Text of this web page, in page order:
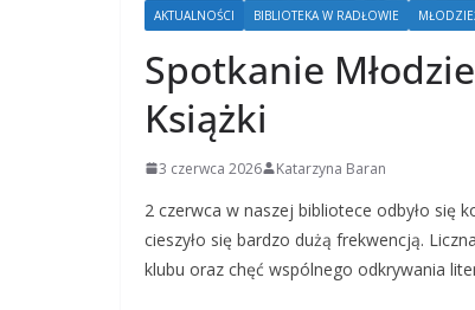
AKTUALNOŚCI BIBLIOTEKA W RADŁOWIE
Spotkanie
Książki
3 czerwca 2026 Katarzyna Baran
2 czerwca w naszej bibliotece odbyło się
cieszyło się bardzo dużą frekwencją.
klubu oraz chęć wspólnego odkrywania